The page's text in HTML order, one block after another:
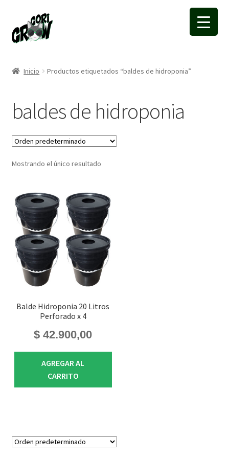
a
la
a
la
Inicio Productos etiquetados “baldes de hidroponia”
baldes de hidroponia
Mostrando el único resultado
Balde Hidroponia 20 Litros
Perforado x 4
$ 42.900,00
AGREGAR AL
CARRITO